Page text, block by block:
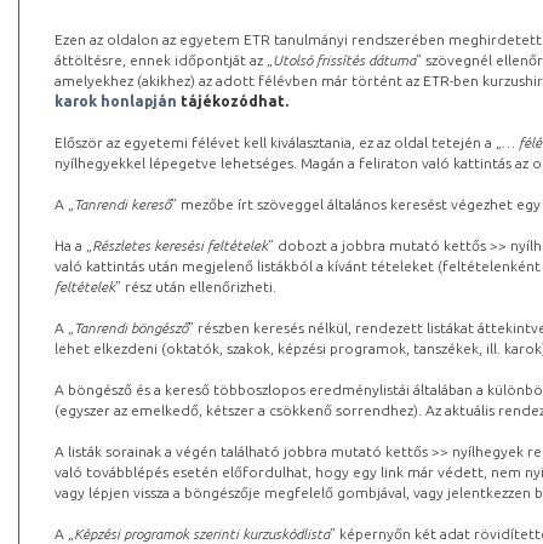
Ezen az oldalon az egyetem ETR tanulmányi rendszerében
áttöltésre, ennek időpontját az „ Utolsó frissítés dátuma” szövegnél
amelyekhez (akikhez) az adott félévben már történt az ETR-ben
karok honlapján tájékozódhat.
Először az egyetemi félévet kell kiválasztania, ez az oldal tetején a „
…
nyílhegyekkel lépegetve lehetséges. Magán a feliraton való kattintás az
A „ Tanrendi kereső” mezőbe írt szöveggel általános keresést végezhet
Ha a „ Részletes keresési feltételek” dobozt a jobbra mutató kettős >>
való kattintás után megjelenő listákból a kívánt tételeket (feltételenként
feltételek” rész után ellenőrizheti.
A „ Tanrendi böngésző” részben keresés nélkül, rendezett listákat
lehet elkezdeni (oktatók, szakok, képzési programok, tanszékek, ill.
A böngésző és a kereső többoszlopos eredménylistái általában a
(egyszer az emelkedő, kétszer a csökkenő sorrendhez). Az aktuális
A listák sorainak a végén található jobbra mutató kettős >> nyílhegyek
való továbblépés esetén előfordulhat, hogy egy link már védett, nem
vagy lépjen vissza a böngészője megfelelő gombjával, vagy
A „ Képzési programok szerinti kurzuskódlista” képernyőn két adat